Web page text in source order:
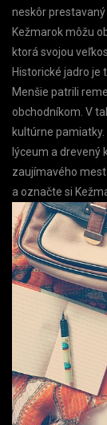
neskôr
Kežmarok môžu
ktorá svojou
Historické jadro je
Menšie patrili
obchodníkom. V
kultúrne
lýceum a drevený
zaujímavého
a označte si